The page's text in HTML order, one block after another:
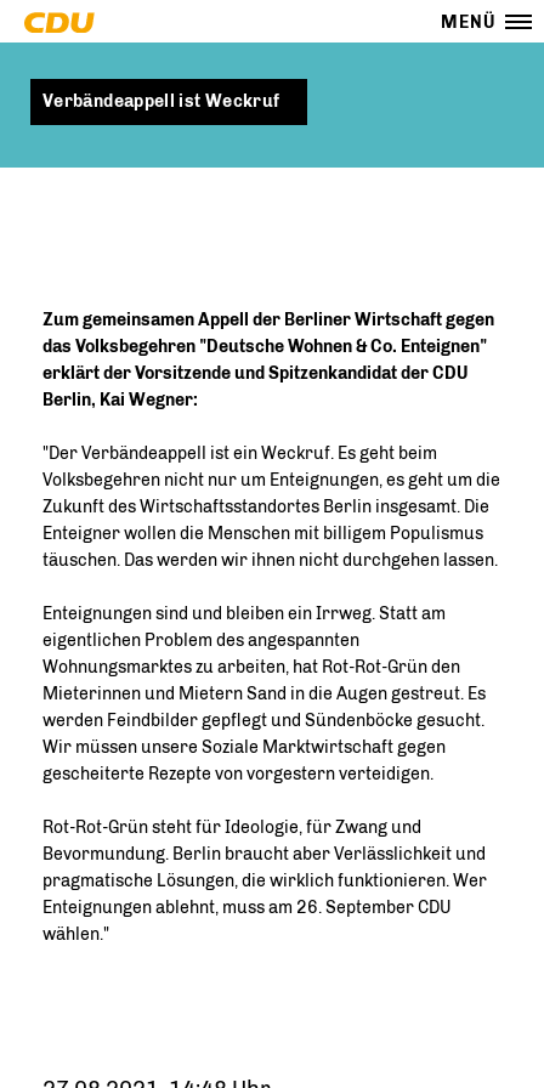
MENÜ
Verbändeappell ist Weckruf
Zum gemeinsamen Appell der Berliner Wirtschaft gegen
das Volksbegehren "Deutsche Wohnen & Co. Enteignen"
erklärt der Vorsitzende und Spitzenkandidat der CDU
Berlin, Kai Wegner:
"Der Verbändeappell ist ein Weckruf. Es geht beim
Volksbegehren nicht nur um Enteignungen, es geht um die
Zukunft des Wirtschaftsstandortes Berlin insgesamt. Die
Enteigner wollen die Menschen mit billigem Populismus
täuschen. Das werden wir ihnen nicht durchgehen lassen.
Enteignungen sind und bleiben ein Irrweg. Statt am
eigentlichen Problem des angespannten
Wohnungsmarktes zu arbeiten, hat Rot-Rot-Grün den
Mieterinnen und Mietern Sand in die Augen gestreut. Es
werden Feindbilder gepflegt und Sündenböcke gesucht.
Wir müssen unsere Soziale Marktwirtschaft gegen
gescheiterte Rezepte von vorgestern verteidigen.
Rot-Rot-Grün steht für Ideologie, für Zwang und
Bevormundung. Berlin braucht aber Verlässlichkeit und
pragmatische Lösungen, die wirklich funktionieren. Wer
Enteignungen ablehnt, muss am 26. September CDU
wählen."